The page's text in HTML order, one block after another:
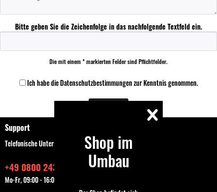
Bitte geben Sie die Zeichenfolge in das nachfolgende Textfeld ein.
Die mit einem * markierten Felder sind Pflichtfelder.
Ich habe dieDatenschutzbestimmungenzur Kenntnis genommen.
Support
Telefonische Unterstützung und Beratung unter:
+49 0800 243768435
Mo-Fr, 09:00 - 16:00 Uhr
Shop im
Umbau